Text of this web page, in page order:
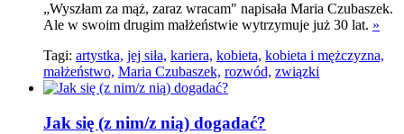
„Wyszłam za mąż, zaraz wracam" napisała Maria Czubaszek.
Ale w swoim drugim małżeństwie wytrzymuje już 30 lat. »
Tagi: artystka, jej siła, kariera, kobieta, kobieta i mężczyzna,
małżeństwo, Maria Czubaszek, rozwód, związki
Jak się (z nim/z nią) dogadać?